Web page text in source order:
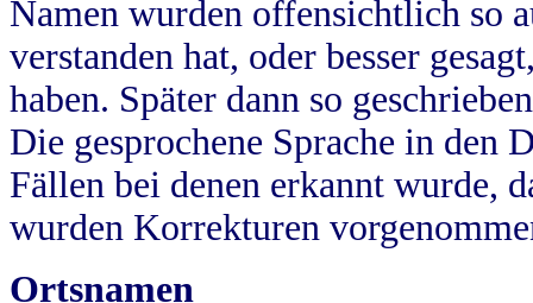
Namen wurden offensichtlich so
verstanden hat, oder besser
haben. Später dann so
Die gesprochene Sprache in
Fällen bei denen erkannt wurde,
wurden Korrekturen
Ortsnamen